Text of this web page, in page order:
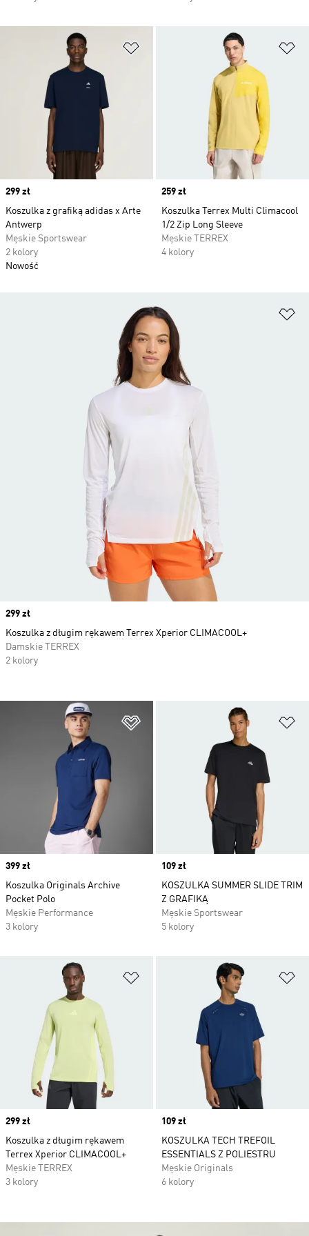
Dodaj do listy życzeń
Price
299 zł
Koszulka z grafiką adidas x Arte
Antwerp
Męskie Sportswear
2 kolory
Nowość
Price
259 zł
Koszulka Terrex Multi Climacool
1/2 Zip Long Sleeve
Męskie TERREX
4 kolory
Dodaj do listy życzeń
Price
399 zł
Koszulka Originals Archive
Pocket Polo
Męskie Performance
3 kolory
Price
109 zł
KOSZULKA SUMMER SLIDE TRIM
Z GRAFIKĄ
Męskie Sportswear
5 kolory
Dodaj do listy życzeń
Price
299 zł
Koszulka z długim rękawem
Terrex Xperior CLIMACOOL+
Męskie TERREX
3 kolory
Price
109 zł
KOSZULKA TECH TREFOIL
ESSENTIALS Z POLIESTRU
Męskie Originals
6 kolory
Price
299 zł
Koszulka z długim rękawem Terrex Xperior CLIMACOOL+
Damskie TERREX
2 kolory